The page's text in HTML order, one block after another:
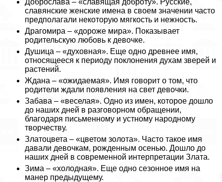
славянские женские имена в своем значении часто
предполагали некоторую мягкость и нежность.
Драгомира – «дороже мира». Показывает
родительскую любовь к дeвoчке.
Душица – «духовная». Еще одно древнее имя,
относящееся к периоду поклонения духам зверей и
растений.
Ждана – «ожидаемая». Имя говорит о том, что
родители ждали появления на свет дeвoчки.
Забава – «веселая». Одно из имен, которое дошло
до наших дней в разговорном обращении,
благодаря письменному и устному народному
творчеству.
Златоцвета – «цветом золота». Часто такое имя
давали дeвoчкам, рожденным осенью. Дошло до
наших дней в современной интерпретации Злата.
Зима – «холодная». Еще одно сезонное имя на
манер предыдущему.